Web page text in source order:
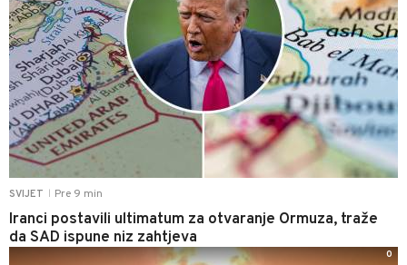
SVIJET Pre 9 min
Iranci postavili ultimatum za otvaranje Ormuza, traže
da SAD ispune niz zahtjeva
0